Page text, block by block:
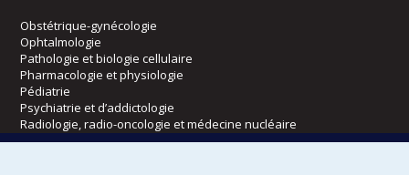
Obstétrique-gynécologie
Ophtalmologie
Pathologie et biologie cellulaire
Pharmacologie et physiologie
Pédiatrie
Psychiatrie et d’addictologie
Radiologie, radio-oncologie et médecine nucléaire